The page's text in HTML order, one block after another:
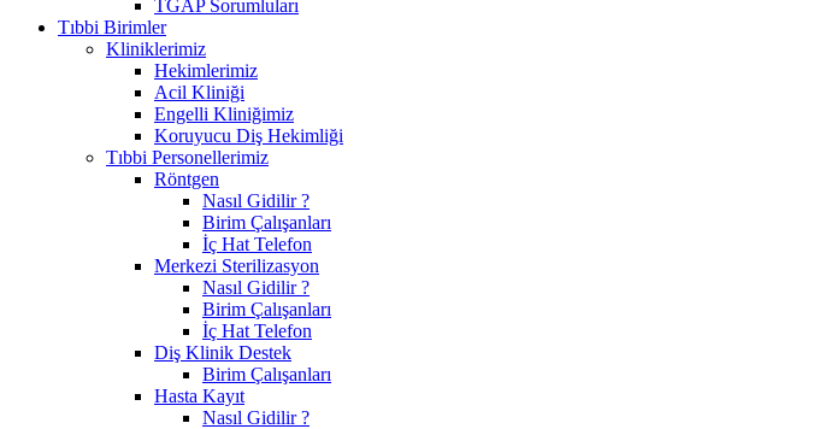
TGAP Sorumluları
Tıbbi Birimler
Kliniklerimiz
Hekimlerimiz
Acil Kliniği
Engelli Kliniğimiz
Koruyucu Diş Hekimliği
Tıbbi Personellerimiz
Röntgen
Nasıl Gidilir ?
Birim Çalışanları
İç Hat Telefon
Merkezi Sterilizasyon
Nasıl Gidilir ?
Birim Çalışanları
İç Hat Telefon
Diş Klinik Destek
Birim Çalışanları
Hasta Kayıt
Nasıl Gidilir ?